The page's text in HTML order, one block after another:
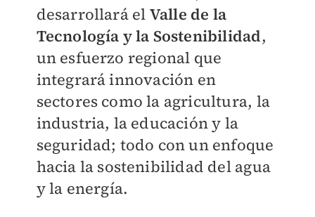
desarrollará el Valle de la
Tecnología y la Sostenibilidad,
un esfuerzo regional que
integrará innovación en
sectores como la agricultura, la
industria, la educación y la
seguridad; todo con un enfoque
hacia la sostenibilidad del agua
y la energía.